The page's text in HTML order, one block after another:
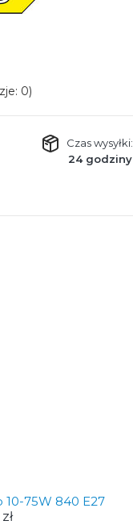
0)
Czas wysyłki:
24 godziny
75W 840 E27